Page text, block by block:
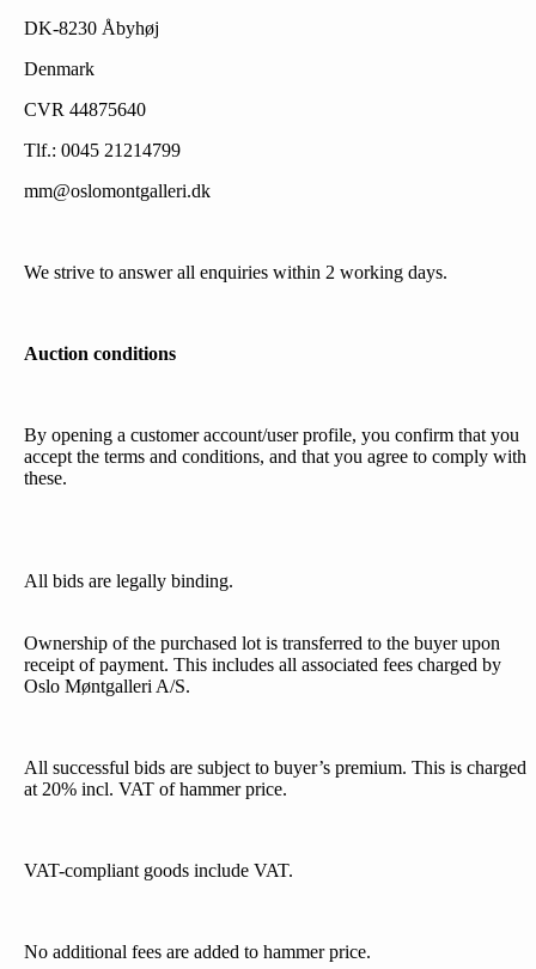
DK-8230 Åbyhøj
Denmark
CVR 44875640
Tlf.: 0045 21214799
mm@oslomontgalleri.dk
We strive to answer all enquiries within 2 working days.
Auction conditions
By opening a customer account/user profile, you confirm that you
accept the terms and conditions, and that you agree to comply with
these.
All bids are legally binding.
Ownership of the purchased lot is transferred to the buyer upon
receipt of payment. This includes all associated fees charged by
Oslo Møntgalleri A/S.
All successful bids are subject to buyer’s premium. This is charged
at 20% incl. VAT of hammer price.
VAT-compliant goods include VAT.
No additional fees are added to hammer price.